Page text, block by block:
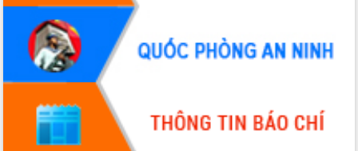
Nâng cao hiệu quả hoạt động của các
doanh nghiệp nhà nước
Hội nghị triển khai kết nối mạng
truyền số liệu chuyên dùng phục vụ cơ
quan Đảng, Nhà nước
Lễ phát động chuỗi hoạt động chung
tay làm sạch môi trường
Xã Ea Kar bước chuyển mình trong